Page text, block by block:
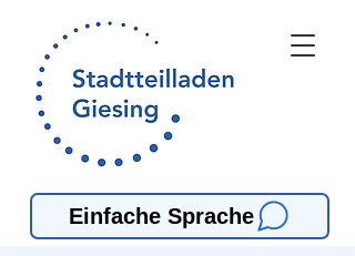
Einfache Sprache